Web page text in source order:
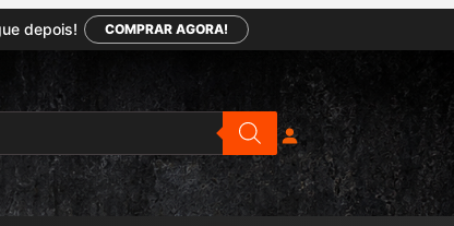
depois! COMPRAR AGORA!